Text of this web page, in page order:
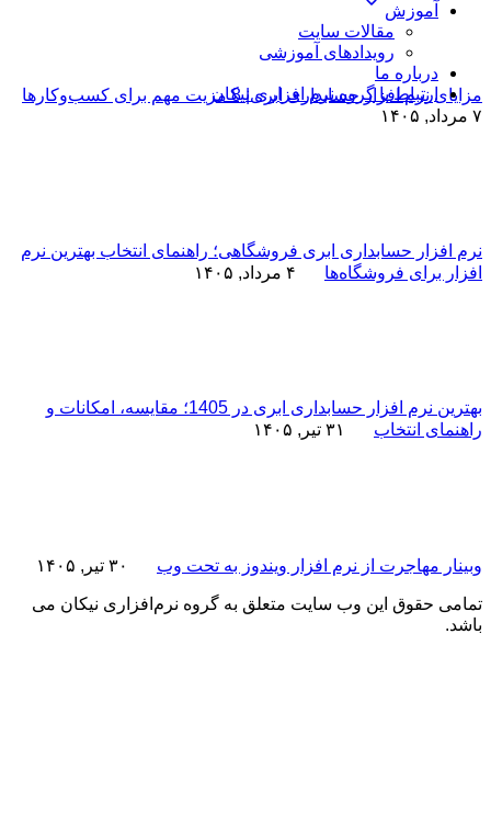
آموزش
مقالات سایت
رویدادهای آموزشی
درباره ما
ارتباط با گروه نرم افزاری نیکان
مزایای نرم افزار حسابداری ابری| 8 مزیت مهم برای کسب‌وکارها
نرم افزار حسابداری ابری فروشگاهی؛ راهنمای انتخاب بهترین نرم
افزار برای فروشگاه‌ها
بهترین نرم افزار حسابداری ابری در 1405؛ مقایسه، امکانات و
راهنمای انتخاب
وبینار مهاجرت از نرم افزار ویندوز به تحت وب
تمامی حقوق این وب سایت متعلق به گروه نرم‌افزاری نیکان می
باشد.